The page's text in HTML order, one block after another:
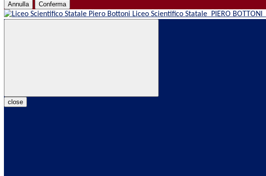
Annulla Conferma
Liceo Scientifico Statale PIERO BOTTONI
close